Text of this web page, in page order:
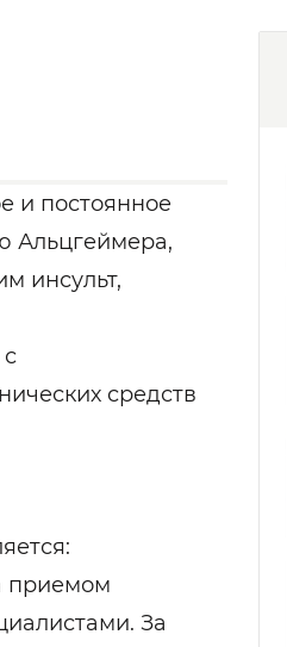
и постоянное
Альцгеймера,
инсульт,
средств
приемом
За